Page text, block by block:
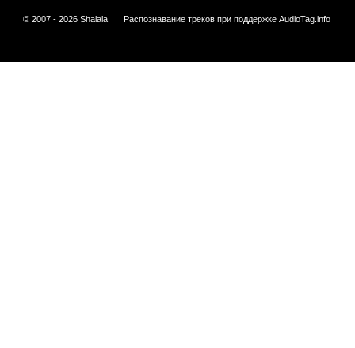
© 2007 - 2026 Shalala Распознавание треков при поддержке AudioTag.info